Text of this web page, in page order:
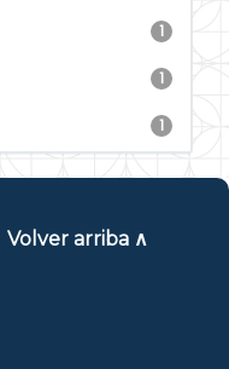
1
1
1
Volver arriba ∧